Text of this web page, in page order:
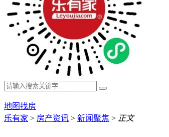
地图找房
乐有家 > 房产资讯 > 新闻聚焦 > 正文